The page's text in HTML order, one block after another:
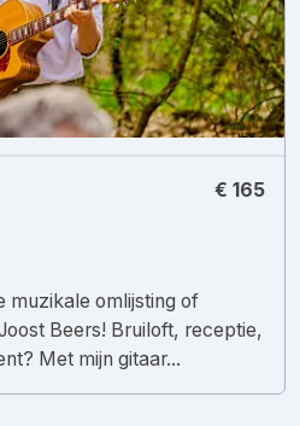
€ 165
muzikale omlijsting of
Beers! Bruiloft, receptie,
Met mijn gitaar...